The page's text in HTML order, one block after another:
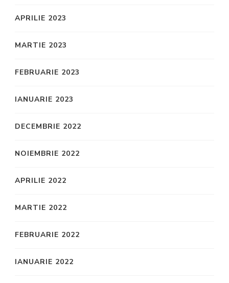
APRILIE 2023
MARTIE 2023
FEBRUARIE 2023
IANUARIE 2023
DECEMBRIE 2022
NOIEMBRIE 2022
APRILIE 2022
MARTIE 2022
FEBRUARIE 2022
IANUARIE 2022